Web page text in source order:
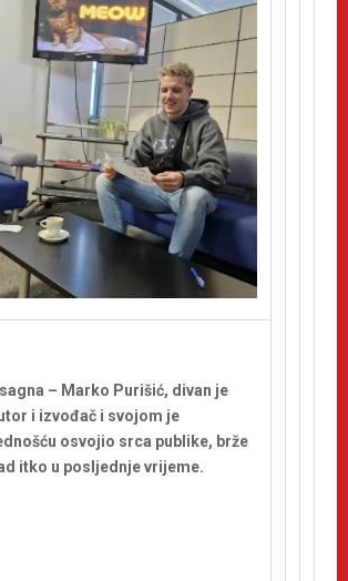
– Marko Purišić, divan je
i izvođač i svojom je
osvojio srca publike, brže
itko u posljednje vrijeme.